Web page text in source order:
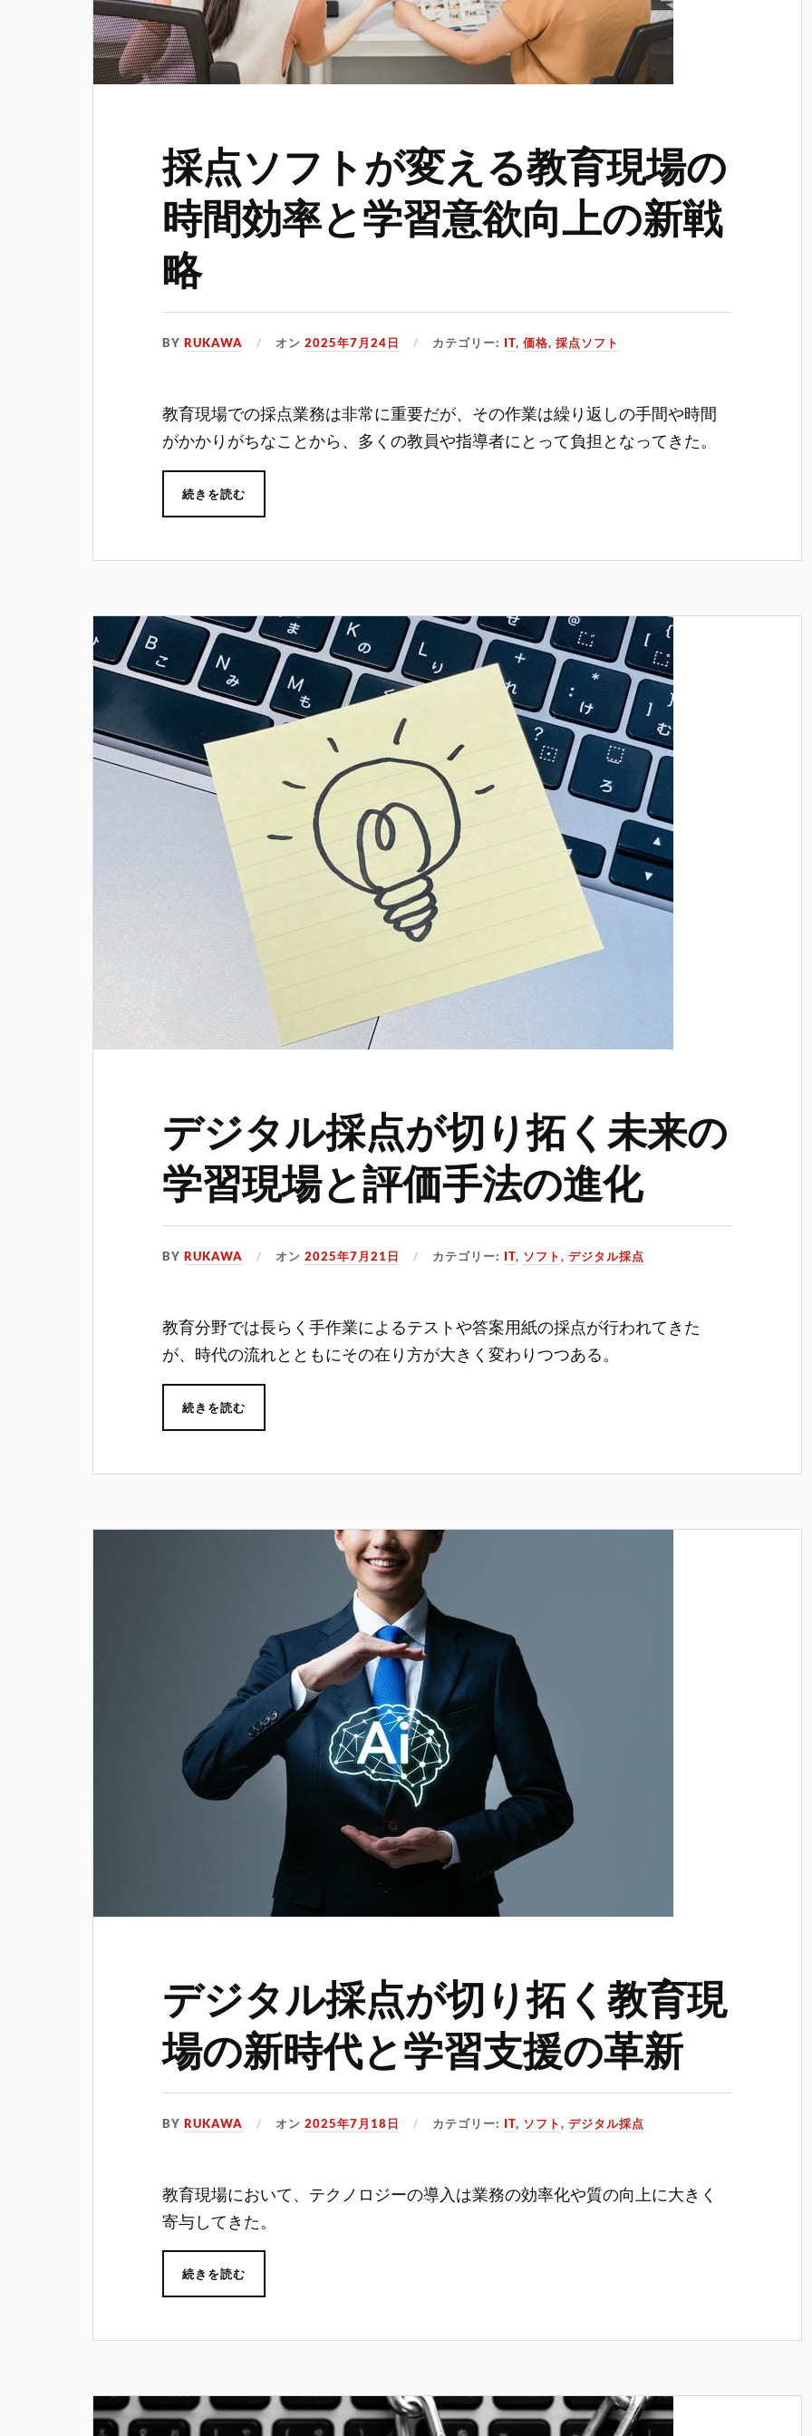
採点ソフトが変える教育現場の
時間効率と学習意欲向上の新戦
略
BYRUKAWA オン2025年7月24日 カテゴリー: IT,価格,採点ソフト
教育現場での採点業務は非常に重要だが、その作業は繰り返しの手間や時間
がかかりがちなことから、多くの教員や指導者にとって負担となってきた。
続きを読む
デジタル採点が切り拓く未来の
学習現場と評価手法の進化
BYRUKAWA オン2025年7月21日 カテゴリー: IT, ソフト,デジタル採点
教育分野では長らく手作業によるテストや答案用紙の採点が行われてきた
が、時代の流れとともにその在り方が大きく変わりつつある。
続きを読む
デジタル採点が切り拓く教育現
場の新時代と学習支援の革新
BYRUKAWA オン2025年7月18日 カテゴリー: IT, ソフト,デジタル採点
教育現場において、テクノロジーの導入は業務の効率化や質の向上に大きく
寄与してきた。
続きを読む